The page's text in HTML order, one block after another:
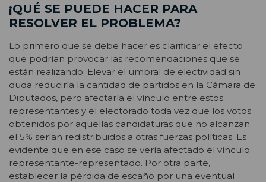
¡QUÉ SE PUEDE HACER PARA
RESOLVER EL PROBLEMA?
Lo primero que se debe hacer es clarificar el efecto
que podrían provocar las recomendaciones que se
están realizando. Elevar el umbral de electividad sin
duda reduciría la cantidad de partidos en la Cámara de
Diputados, pero afectaría el vínculo entre estos
representantes y el electorado toda vez que los votos
obtenidos por aquellas candidaturas que no alcanzan
el 5% serían redistribuidos a otras fuerzas políticas. Es
evidente que en ese caso se vería afectado el vínculo
representante-representado. Por otra parte,
establecer la pérdida de escaño por una eventual